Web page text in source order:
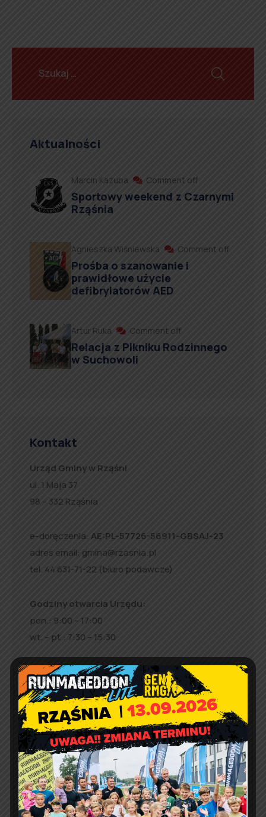
Aktualności
Marcin Kazuba Comment off
Sportowy weekend z Czarnymi
Rząśnia
Agnieszka Wiśniewska Comment off
Prośba o szanowanie i
prawidłowe użycie
defibrylatorów AED
Artur Ruka Comment off
Relacja z Pikniku Rodzinnego
w Suchowoli
Kontakt
Urząd Gminy w Rząśni
ul. 1 Maja 37
98 – 332 Rząśnia
e-doręczenia: AE:PL-57726-56911-GBSAJ-23
adres email: gmina@rzasnia.pl
tel. 44 631-71-22 (biuro podawcze)
Godziny otwarcia Urzędu:
pon.: 9:00 – 17:00
wt. – pt.: 7:30 – 15:30
Jakość powietrza